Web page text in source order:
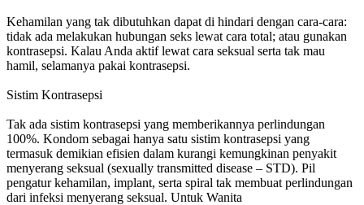
Kehamilan yang tak dibutuhkan dapat di hindari dengan cara-cara:
tidak ada melakukan hubungan seks lewat cara total; atau gunakan
kontrasepsi. Kalau Anda aktif lewat cara seksual serta tak mau
hamil, selamanya pakai kontrasepsi.
Sistim Kontrasepsi
Tak ada sistim kontrasepsi yang memberikannya perlindungan
100%. Kondom sebagai hanya satu sistim kontrasepsi yang
termasuk demikian efisien dalam kurangi kemungkinan penyakit
menyerang seksual (sexually transmitted disease – STD). Pil
pengatur kehamilan, implant, serta spiral tak membuat perlindungan
dari infeksi menyerang seksual. Untuk Wanita